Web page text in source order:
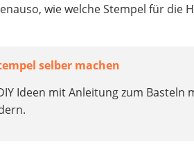
wie welche Stempel für die
selber machen
Ideen mit Anleitung zum Basteln